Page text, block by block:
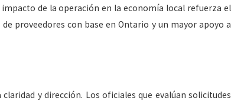
de la operación en la economía local refuerza el
proveedores con base en Ontario y un mayor apoyo a
y dirección. Los oficiales que evalúan solicitudes